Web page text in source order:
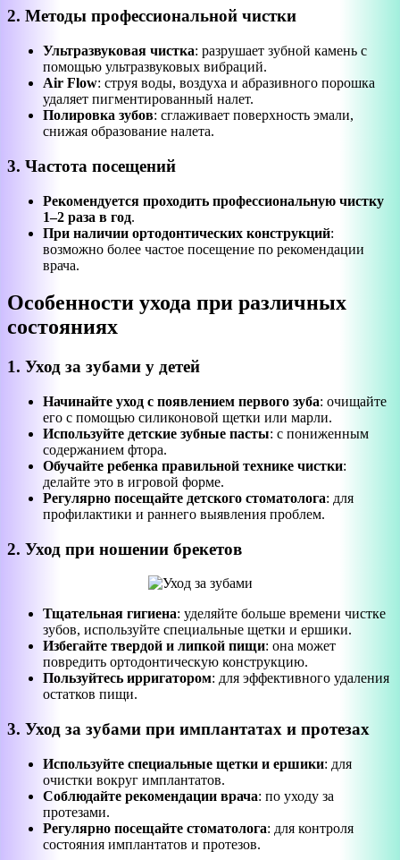
2. Методы профессиональной чистки
Ультразвуковая чистка: разрушает зубной камень с
помощью ультразвуковых вибраций.
Air Flow: струя воды, воздуха и абразивного порошка
удаляет пигментированный налет.
Полировка зубов: сглаживает поверхность эмали,
снижая образование налета.
3. Частота посещений
Рекомендуется проходить профессиональную чистку
1–2 раза в год.
При наличии ортодонтических конструкций:
возможно более частое посещение по рекомендации
врача.
Особенности ухода при различных
состояниях
1. Уход за зубами у детей
Начинайте уход с появлением первого зуба: очищайте
его с помощью силиконовой щетки или марли.
Используйте детские зубные пасты: с пониженным
содержанием фтора.
Обучайте ребенка правильной технике чистки:
делайте это в игровой форме.
Регулярно посещайте детского стоматолога: для
профилактики и раннего выявления проблем.
2. Уход при ношении брекетов
Тщательная гигиена: уделяйте больше времени чистке
зубов, используйте специальные щетки и ершики.
Избегайте твердой и липкой пищи: она может
повредить ортодонтическую конструкцию.
Пользуйтесь ирригатором: для эффективного удаления
остатков пищи.
3. Уход за зубами при имплантатах и протезах
Используйте специальные щетки и ершики: для
очистки вокруг имплантатов.
Соблюдайте рекомендации врача: по уходу за
протезами.
Регулярно посещайте стоматолога: для контроля
состояния имплантатов и протезов.